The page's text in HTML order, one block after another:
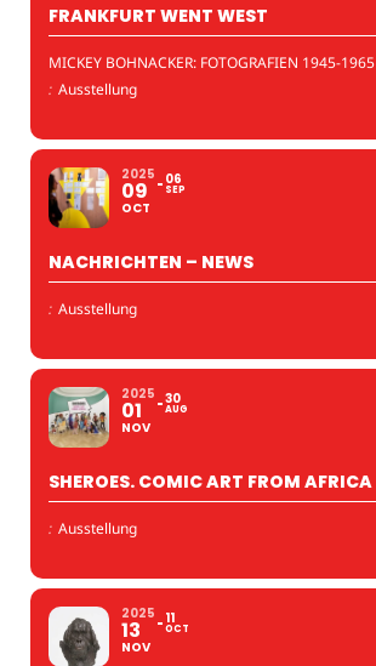
FRANKFURT WENT WEST
MICKEY BOHNACKER: FOTOGRAFIEN 1945-1965
: Ausstellung
2025
09
OCT
06
SEP
NACHRICHTEN – NEWS
: Ausstellung
2025
01
NOV
30
AUG
SHEROES. COMIC ART FROM AFRICA
: Ausstellung
2025
13
NOV
11
OCT